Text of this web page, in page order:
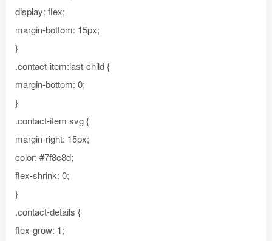
display: flex;
margin-bottom: 15px;
}
.contact-item:last-child {
margin-bottom: 0;
}
.contact-item svg {
margin-right: 15px;
color: #7f8c8d;
flex-shrink: 0;
}
.contact-details {
flex-grow: 1;